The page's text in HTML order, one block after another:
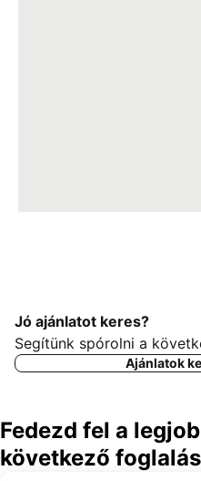
Jó ajánlatot keres?
Segítünk spórolni a
Ajánlatok
Fedezd fel a
következő